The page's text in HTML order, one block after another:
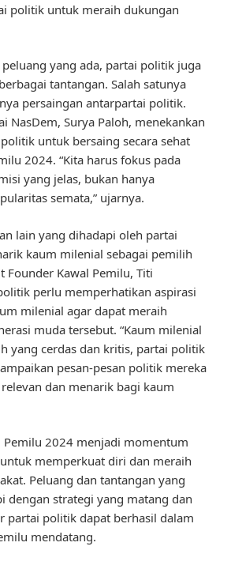
politik untuk meraih dukungan
yang ada, partai politik juga
tantangan. Salah satunya
persaingan antarpartai politik.
NasDem, Surya Paloh, menekankan
untuk bersaing secara sehat
2024. “Kita harus fokus pada
yang jelas, bukan hanya
semata,” ujarnya.
lain yang dihadapi oleh partai
kaum milenial sebagai pemilih
Founder Kawal Pemilu, Titi
perlu memperhatikan aspirasi
milenial agar dapat meraih
muda tersebut. “Kaum milenial
yang cerdas dan kritis, partai politik
pesan-pesan politik mereka
dan menarik bagi kaum
Pemilu 2024 menjadi momentum
memperkuat diri dan meraih
Peluang dan tantangan yang
dengan strategi yang matang dan
partai politik dapat berhasil dalam
mendatang.